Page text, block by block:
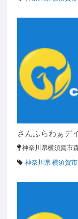
さんふらわぁデ
神奈川県横須賀市
神奈川県 横須賀市